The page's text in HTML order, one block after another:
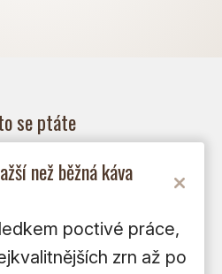
se ptáte
než běžná káva
poctivé práce,
zrn až po